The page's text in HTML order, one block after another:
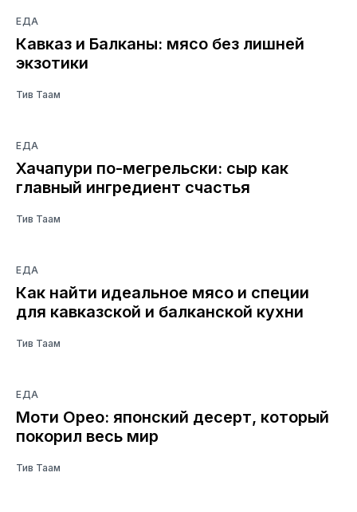
ЕДА
Кавказ и Балканы: мясо без лишней
экзотики
Тив Таам
ЕДА
Хачапури по-мегрельски: сыр как
главный ингредиент счастья
Тив Таам
ЕДА
Как найти идеальное мясо и специи
для кавказской и балканской кухни
Тив Таам
ЕДА
Моти Орео: японский десерт, который
покорил весь мир
Тив Таам